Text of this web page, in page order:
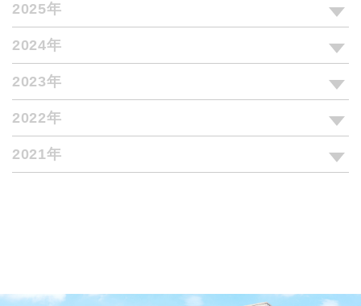
2025年
2024年
2023年
2022年
2021年